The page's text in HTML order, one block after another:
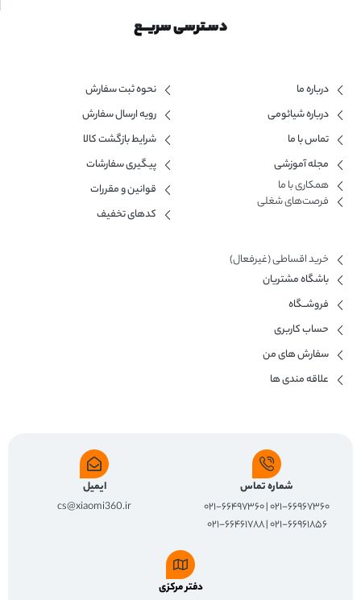
دسـترسی سریــع
درباره ما
درباره شیائومی
تماس با ما
مجله آموزشی
همکاری با ما​
فرصت‌های شغلی
نحوه ثبت سفارش
رویه ارسال سفارش
شرایط بازگشت کالا
پیگیری سفارشات
قوانین و مقررات
کدهای تخفیف
خرید اقساطی (غیرفعال)
باشگاه مشتریان
فروشــگاه
حساب کاربری
سفارش های من
علاقه مندی ها
شماره تماس
۰۲۱-۶۶۹۶۷۳۶۰ | ۰۲۱-۶۶۴۹۷۳۶۰
۰۲۱-۶۶۹۶۱۸۵۶ | ۰۲۱-۶۶۴۶۱۷۸۸
ایمیل
cs@xiaomi360.ir
دفتر مرکزی